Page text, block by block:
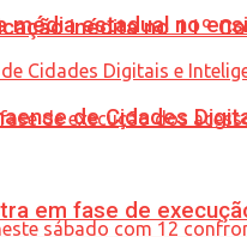
inédita no 11º
em fase de
média estadual no
de Cidades